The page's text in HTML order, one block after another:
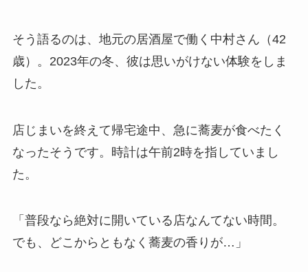
そう語るのは、地元の居酒屋で働く中村さん（42
歳）。2023年の冬、彼は思いがけない体験をしま
した。
店じまいを終えて帰宅途中、急に蕎麦が食べたく
なったそうです。時計は午前2時を指していまし
た。
「普段なら絶対に開いている店なんてない時間。
でも、どこからともなく蕎麦の香りが…」